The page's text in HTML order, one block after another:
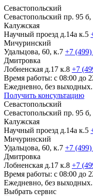
Севастопольский
Севастопольский пр. 95 б,
Калужская
Научный проезд д.14а к.5
Мичуринский
Удальцова, 60, к.7 +7
Дмитровка
Лобненская д.17 к.8 +7
Время работы: с 08:00 до
Ежедневно, без выходных.
Получить консультацию
Севастопольский
Севастопольский пр. 95 б,
Калужская
Научный проезд д.14а к.5
Мичуринский
Удальцова, 60, к.7 +7
Дмитровка
Лобненская д.17 к.8 +7
Время работы: с 08:00 до
Ежедневно, без выходных.
Выбрать сервис